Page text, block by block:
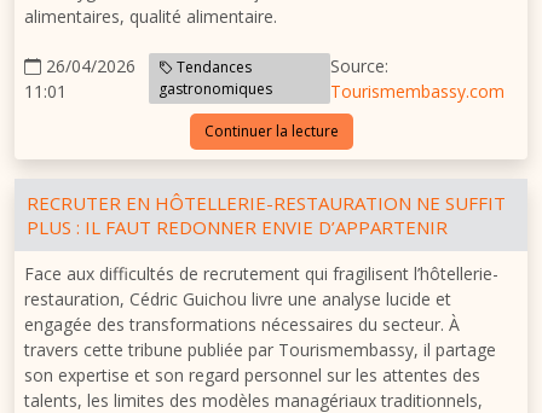
alimentaires, qualité alimentaire.
26/04/2026
11:01
Tendances
gastronomiques
Source:
Tourismembassy.com
Continuer la lecture
RECRUTER EN HÔTELLERIE-RESTAURATION NE SUFFIT
PLUS : IL FAUT REDONNER ENVIE D’APPARTENIR
Face aux difficultés de recrutement qui fragilisent l’hôtellerie-
restauration, Cédric Guichou livre une analyse lucide et
engagée des transformations nécessaires du secteur. À
travers cette tribune publiée par Tourismembassy, il partage
son expertise et son regard personnel sur les attentes des
talents, les limites des modèles managériaux traditionnels,